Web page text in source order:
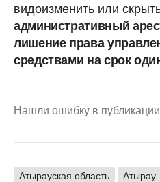
видоизменить или
административный
лишение права
средствами на срок
Нашли ошибку в
Атырауская область Атырау